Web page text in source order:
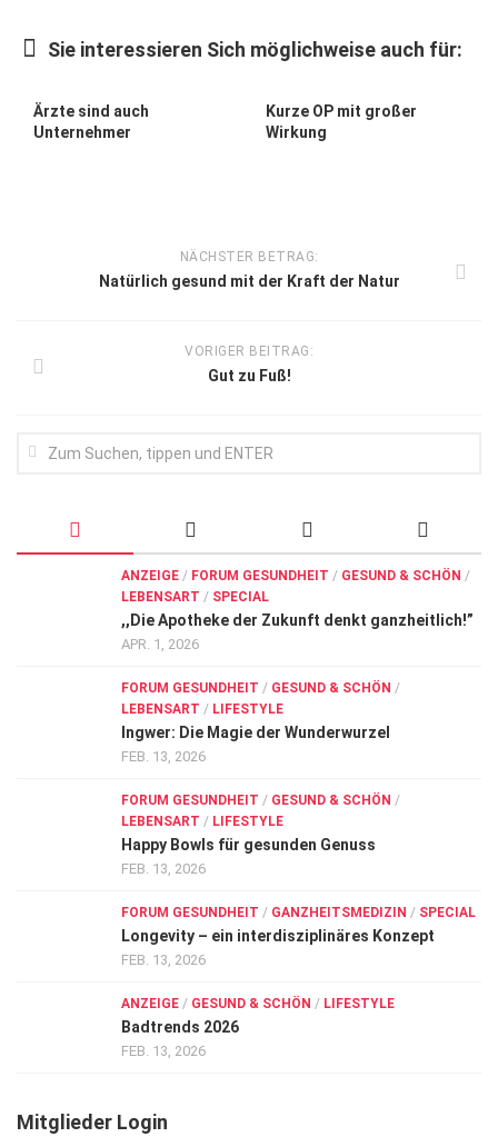
Sie interessieren Sich möglichweise auch für:
Ärzte sind auch
Unternehmer
Kurze OP mit großer
Wirkung
NÄCHSTER BETRAG:
Natürlich gesund mit der Kraft der Natur
VORIGER BEITRAG:
Gut zu Fuß!
ANZEIGE / FORUM GESUNDHEIT / GESUND & SCHÖN /
LEBENSART / SPECIAL
,,Die Apotheke der Zukunft denkt ganzheitlich!”
APR. 1, 2026
FORUM GESUNDHEIT / GESUND & SCHÖN /
LEBENSART / LIFESTYLE
Ingwer: Die Magie der Wunderwurzel
FEB. 13, 2026
FORUM GESUNDHEIT / GESUND & SCHÖN /
LEBENSART / LIFESTYLE
Happy Bowls für gesunden Genuss
FEB. 13, 2026
FORUM GESUNDHEIT / GANZHEITSMEDIZIN / SPECIAL
Longevity – ein interdisziplinäres Konzept
FEB. 13, 2026
ANZEIGE / GESUND & SCHÖN / LIFESTYLE
Badtrends 2026
FEB. 13, 2026
Mitglieder Login